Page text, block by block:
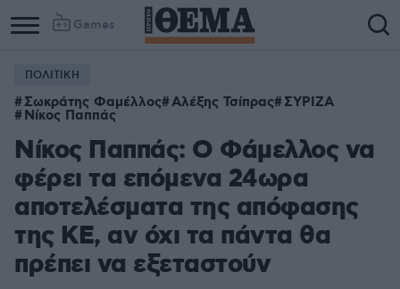
Games
Column
1
Column
2
ΠΟΛΙΤΙΚΗ
Σωκράτης Φαμέλλος Αλέξης Τσίπρας ΣΥΡΙΖΑ
Νίκος Παππάς
Νίκος Παππάς: Ο Φάμελλος να
φέρει τα επόμενα 24ωρα
αποτελέσματα της απόφασης
της ΚΕ, αν όχι τα πάντα θα
πρέπει να εξεταστούν